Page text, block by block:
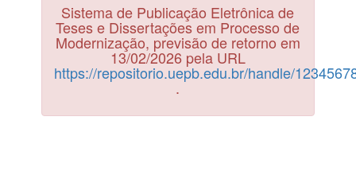
Sistema de Publicação Eletrônica de
Teses e Dissertações em Processo de
Modernização, previsão de retorno em
13/02/2026 pela URL
https://repositorio.uepb.edu.br/handle/
.